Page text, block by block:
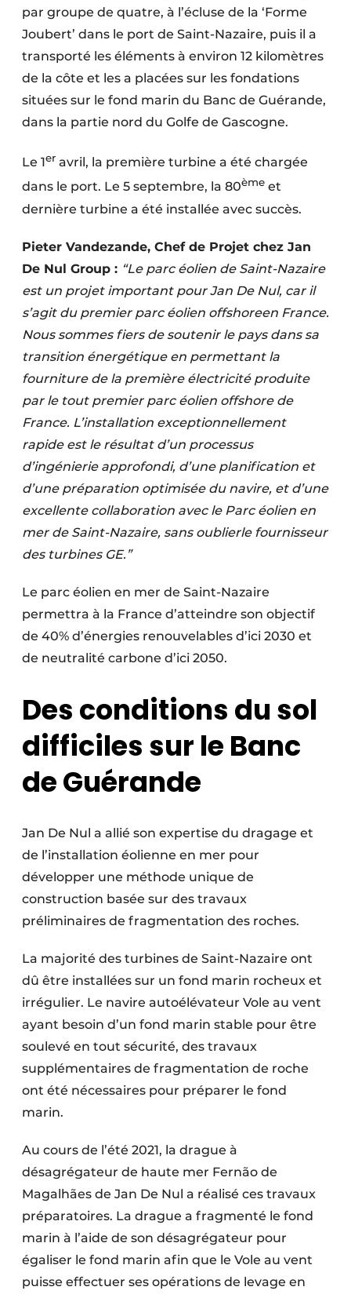
Software
Techniques ferroviaires
Travaux ferroviaires
par groupe de quatre, à l’écluse de la ‘Forme
Joubert’ dans le port de Saint-Nazaire, puis il a
transporté les éléments à environ 12 kilomètres
de la côte et les a placées sur les fondations
situées sur le fond marin du Banc de Guérande,
dans la partie nord du Golfe de Gascogne.
Le 1er avril, la première turbine a été chargée
dans le port. Le 5 septembre, la 80ème et
dernière turbine a été installée avec succès.
Pieter Vandezande, Chef de Projet chez Jan
De Nul Group : “Le parc éolien de Saint-Nazaire
est un projet important pour Jan De Nul, car il
s’agit du premier parc éolien offshoreen France.
Nous sommes fiers de soutenir le pays dans sa
transition énergétique en permettant la
fourniture de la première électricité produite
par le tout premier parc éolien offshore de
France. L’installation exceptionnellement
rapide est le résultat d’un processus
d’ingénierie approfondi, d’une planification et
d’une préparation optimisée du navire, et d’une
excellente collaboration avec le Parc éolien en
mer de Saint-Nazaire, sans oublierle fournisseur
des turbines GE.”
Le parc éolien en mer de Saint-Nazaire
permettra à la France d’atteindre son objectif
de 40% d’énergies renouvelables d’ici 2030 et
de neutralité carbone d’ici 2050.
Des conditions du sol
difficiles sur le Banc
de Guérande
Jan De Nul a allié son expertise du dragage et
de l’installation éolienne en mer pour
développer une méthode unique de
construction basée sur des travaux
préliminaires de fragmentation des roches.
La majorité des turbines de Saint-Nazaire ont
dû être installées sur un fond marin rocheux et
irrégulier. Le navire autoélévateur Vole au vent
ayant besoin d’un fond marin stable pour être
soulevé en tout sécurité, des travaux
supplémentaires de fragmentation de roche
ont été nécessaires pour préparer le fond
marin.
Au cours de l’été 2021, la drague à
désagrégateur de haute mer Fernão de
Magalhães de Jan De Nul a réalisé ces travaux
préparatoires. La drague a fragmenté le fond
marin à l’aide de son désagrégateur pour
égaliser le fond marin afin que le Vole au vent
puisse effectuer ses opérations de levage en